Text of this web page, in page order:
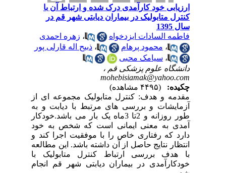
ارزیابی خود کارآمدی درک شده و ارتباط آن با
کنترل متابولیک در بیماران دیابتی شهر قم در
سال 1395
فاطمه السادات ایزدخواه
،زهره احمدی
،محمود پرهام ،ذبیح اله قارلی پور
،سیامک محبی
دانشگاه علوم پزشکی قم ،
mohebisiamak@yahoo.com
چکیده:
مقدمه و هدف: کنترل متابولیک مجموعه ای از
آزمایشات و بررسی های مرتبط با دیابت و به
طور روزانه و 2تا 3ماه یک بار می باشد.خودکار
آمدی به معنی ایمانی است که شخص به خود
دارد که رفتاری خاص را با موفقیت اجرا کند و
انتظار نتایج حاصل از آن داشته باشد. این مطالعه
با هدف بررسی ارتباط کنترل متابولیک با
خودکارآمدی در بیماران دیابتی شهر قم انجام